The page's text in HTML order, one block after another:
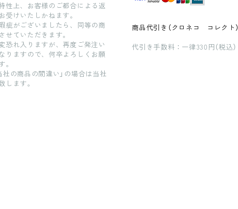
性上、お客様のご都合による返
受けいたしかねます。
疵がございましたら、同等の商
せていただきます。
恐れ入りますが、再度ご発注い
りますので、何卒よろしくお願
。
社の商品の間違い」の場合は当社
します。
商品代引き（クロネコ コレクト）
代引き手数料：一律330円（税込）